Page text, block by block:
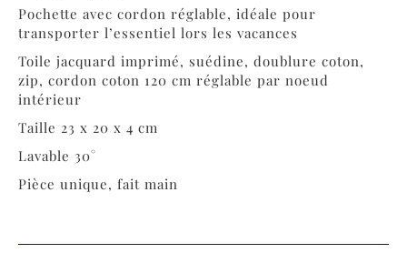
Pochette avec cordon réglable, idéale pour
transporter l’essentiel lors les vacances
Toile jacquard imprimé, suédine, doublure coton,
zip, cordon coton 120 cm réglable par noeud
intérieur
Taille 23 x 20 x 4 cm
Lavable 30°
Pièce unique, fait main